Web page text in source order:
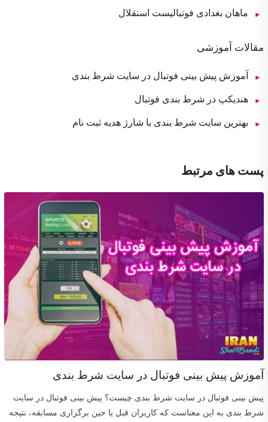
ماهان بغدادی فوتبالیست استقلال
مقالات آموزشی
آموزش پیش بینی فوتبال در سایت شرط بندی
هندیکپ در شرط بندی فوتبال
بهترین سایت شرط بندی با شارژ هدیه ثبت نام
پست های مرتبط
آموزش پیش بینی فوتبال در سایت شرط بندی
پیش بینی فوتبال در سایت شرط بندی چیست؟ پیش بینی فوتبال در سایت
شرط بندی به این معناست که کاربران قبل یا حین برگزاری مسابقه، نتیجه